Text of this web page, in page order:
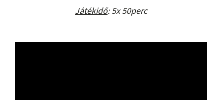
Játékidő: 5x 50perc